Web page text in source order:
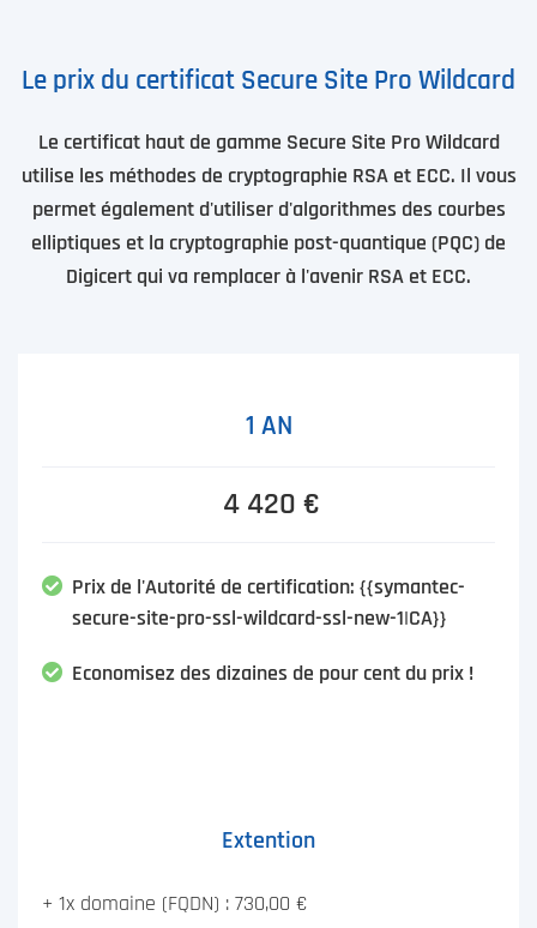
Le prix du certificat Secure Site Pro Wildcard
Le certificat haut de gamme Secure Site Pro Wildcard
utilise les méthodes de cryptographie RSA et ECC. Il vous
permet également d'utiliser d'algorithmes des courbes
elliptiques et la cryptographie post-quantique (PQC) de
Digicert qui va remplacer à l'avenir RSA et ECC.
1 AN
4 420 €
Prix de l'Autorité de certification: {{symantec-
secure-site-pro-ssl-wildcard-ssl-new-1|CA}}
Economisez des dizaines de pour cent du prix !
Extention
+ 1x domaine (FQDN) : 730,00 €